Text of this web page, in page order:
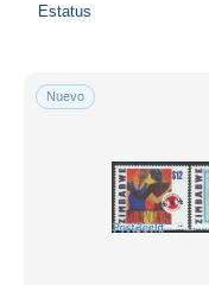
Estatus
Nuevo